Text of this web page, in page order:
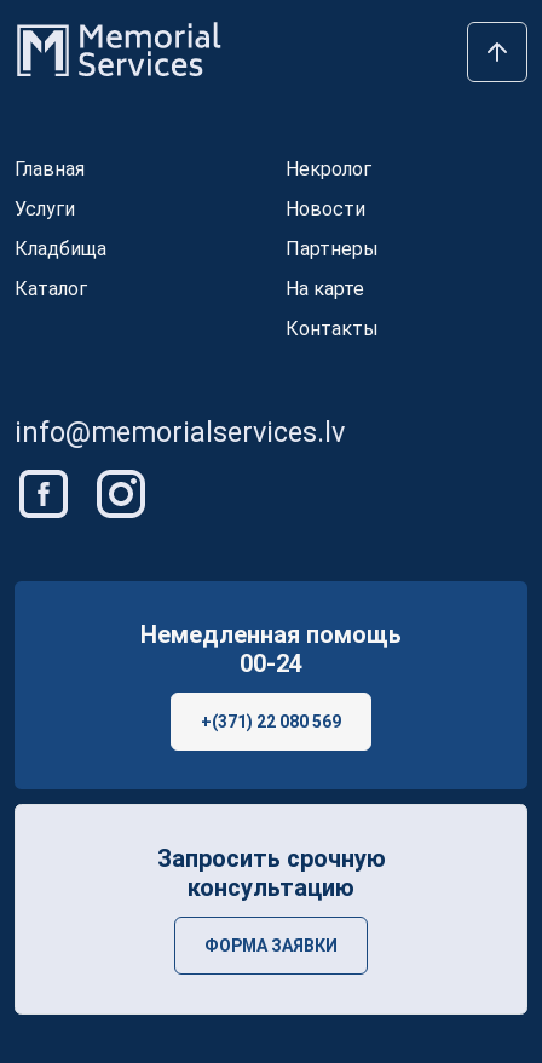
Главная
Услуги
Кладбища
Каталог
Некролог
Новости
Партнеры
На карте
Контакты
info@memorialservices.lv
Немедленная помощь
00-24
+(371) 22 080 569
Запросить срочную
консультацию
ФОРМА ЗАЯВКИ